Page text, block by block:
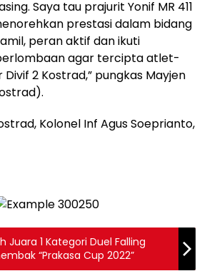
Saya tau prajurit Yonif MR 411
prestasi dalam bidang
peran aktif dan ikuti
agar tercipta atlet-
2 Kostrad,” pungkas Mayjen
Kolonel Inf Agus Soeprianto,
Juara 1 Kategori Duel Falling
“Prakasa Cup 2022”